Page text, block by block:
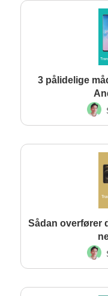
3 pålidelige
Sådan overfører